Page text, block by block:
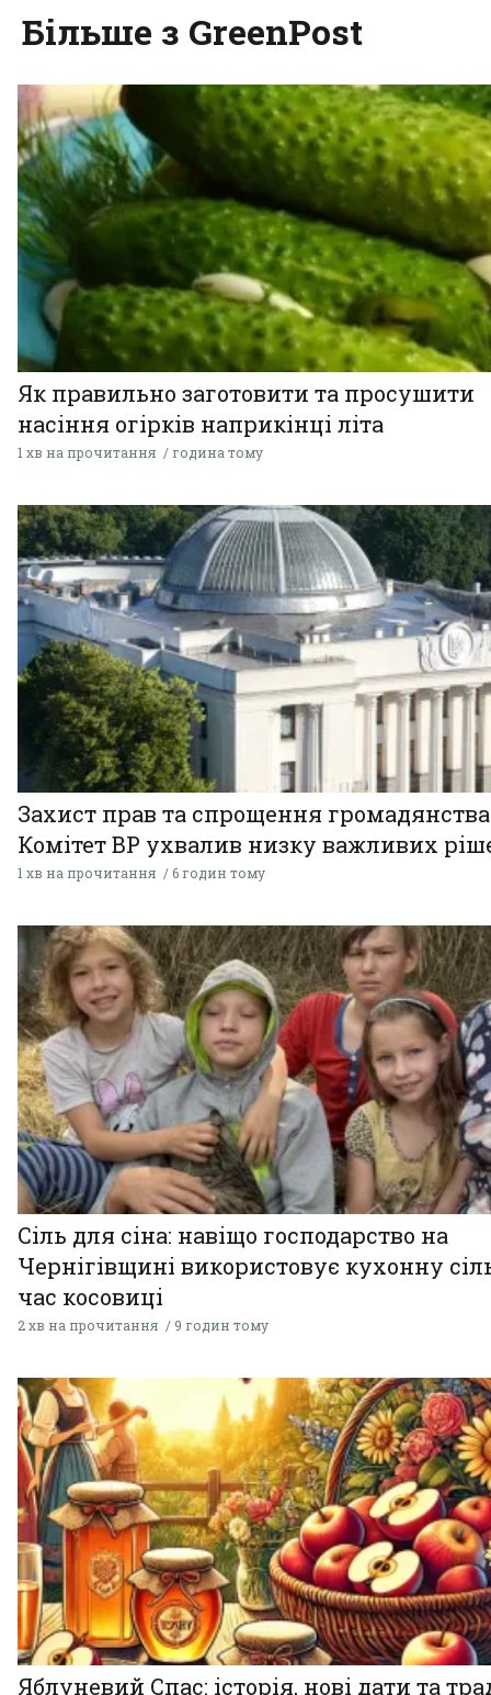
Більше з GreenPost
Як правильно заготовити та просушити
насіння огірків наприкінці літа
1 хв на прочитання година тому
Захист прав та спрощення
Комітет ВР ухвалив низку важливих
1 хв на прочитання 6 годин тому
Сіль для сіна: навіщо господарство на
Чернігівщині використовує кухонну
час косовиці
2 хв на прочитання 9 годин тому
Яблуневий Спас: історія, нові дати та